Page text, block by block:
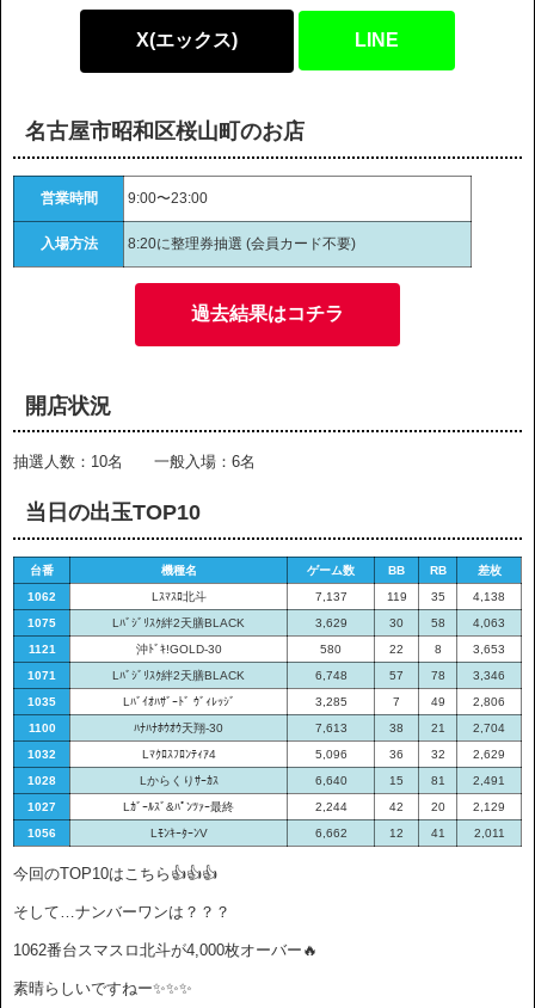
X(エックス) LINE
名古屋市昭和区桜山町のお店
営業時間 9:00〜23:00
入場方法 8:20に整理券抽選 (会員カード不要)
過去結果はコチラ
開店状況
抽選人数：10名 一般入場：6名
当日の出玉TOP10
台番 機種名 ゲーム数 BB RB
差枚
1062
Lｽﾏｽﾛ北斗 7,137 119 35
4,138
1075
Lﾊﾞｼﾞﾘｽｸ絆2天膳BLACK 3,629 30 58
4,063
1121
沖ﾄﾞｷ!GOLD-30 580 22 8
3,653
1071
Lﾊﾞｼﾞﾘｽｸ絆2天膳BLACK 6,748 57 78
3,346
1035
Lﾊﾞｲｵﾊｻﾞｰﾄﾞ ｳﾞｨﾚｯｼﾞ 3,285 7 49
2,806
1100
ﾊﾅﾊﾅﾎｳｵｳ天翔-30 7,613 38 21
2,704
1032
Lﾏｸﾛｽﾌﾛﾝﾃｨｱ4 5,096 36 32
2,629
1028
Lからくりｻｰｶｽ 6,640 15 81
2,491
1027
Lｶﾞｰﾙｽﾞ&ﾊﾟﾝﾂｧｰ最終 2,244 42 20
2,129
1056
LﾓﾝｷｰﾀｰﾝV 6,662 12 41 2,011
今回のTOP10はこちら👍👍👍
そして…ナンバーワンは？？？
1062番台スマスロ北斗が4,000枚オーバー🔥
素晴らしいですねー✨✨✨